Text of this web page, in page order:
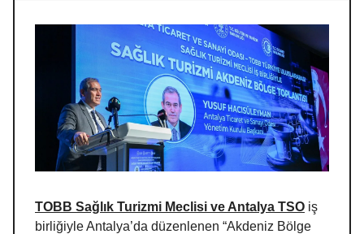
TOBB Sağlık Turizmi Meclisi ve Antalya TSO iş
birliğiyle Antalya’da düzenlenen “Akdeniz Bölge